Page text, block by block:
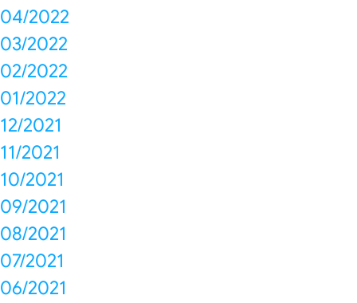
04/2022
03/2022
02/2022
01/2022
12/2021
11/2021
10/2021
09/2021
08/2021
07/2021
06/2021